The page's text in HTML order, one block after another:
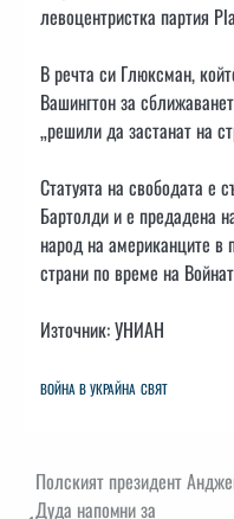
левоцентристка партия
В речта си Глюксман,
Вашингтон за
„решили да застанат на
Статуята на свободата е
Бартолди и е предадена
народ на американците
страни по време на
Източник: УНИАН
ВОЙНА В УКРАЙНА СВЯТ
Навигация
Полският президент
Дуда напомни за